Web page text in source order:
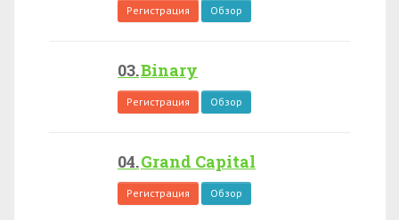
Регистрация Обзор
Binary
Регистрация Обзор
Grand Capital
Регистрация Обзор